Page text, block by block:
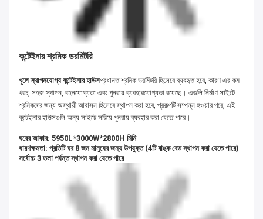
কন্টেইনার শ্রমিক ডরমিটরি
খুলে স্থাপনযোগ্য কন্টেইনার হাউসপ্রধানত শ্রমিক ডরমিটরি হিসেবে ব্যবহৃত হবে, কারণ এর কম
খরচ, সহজ স্থাপন, বহনযোগ্যতা এবং পুনরায় ব্যবহারযোগ্যতা রয়েছে। এগুলি নির্মাণ সাইটে
শ্রমিকদের জন্য অস্থায়ী আবাসন হিসেবে স্থাপন করা হবে, প্রকল্পটি সম্পন্ন হওয়ার পরে, এই
কন্টেইনার হাউসগুলি অন্য সাইটে সরিয়ে পুনরায় ব্যবহার করা যেতে পারে।
ঘরের আকার: 5950L*3000W*2800H মিমি
ধারণক্ষমতা: প্রতিটি ঘর 8 জন মানুষের জন্য উপযুক্ত (4টি বাঙ্ক বেড স্থাপন করা যেতে পারে)
সর্বোচ্চ 3 তলা পর্যন্ত স্থাপন করা যেতে পারে